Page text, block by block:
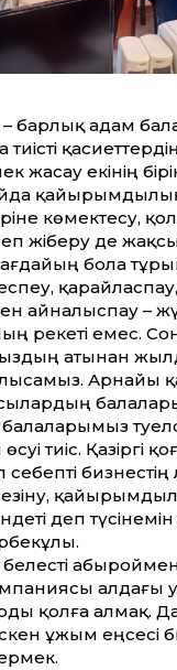
барлық адам
жасау екінің
көмектесу,
жіберу де
бола
қарайласпау,
айналыспау –
әрекеті емес.
атынан
Арнайы
тиіс. Қазіргі
себепті бизнестің
деп
алдағы
қолға алмақ.
ұжым еңсесі